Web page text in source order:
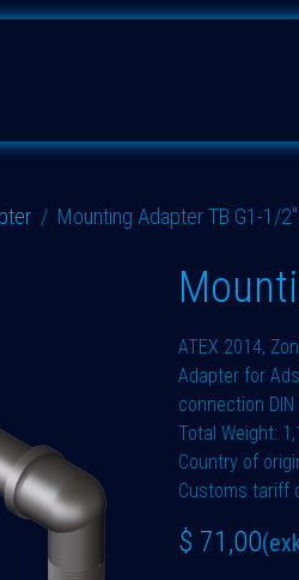
Mounting Adapter TB G1-1/
ATEX 2014,
Adapter for
connection
Total Weight:
Country of
Customs tariff
$ 71,00